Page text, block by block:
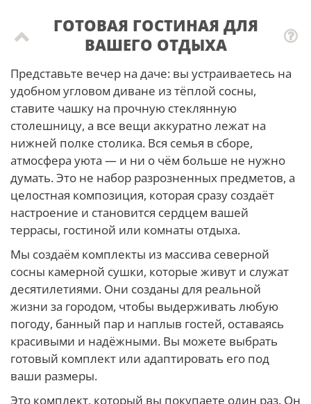
ГОТОВАЯ ГОСТИНАЯ ДЛЯ
ВАШЕГО ОТДЫХА
Представьте вечер на даче: вы устраиваетесь на
удобном угловом диване из тёплой сосны,
ставите чашку на прочную стеклянную
столешницу, а все вещи аккуратно лежат на
нижней полке столика. Вся семья в сборе,
атмосфера уюта — и ни о чём больше не нужно
думать. Это не набор разрозненных предметов, а
целостная композиция, которая сразу создаёт
настроение и становится сердцем вашей
террасы, гостиной или комнаты отдыха.
Мы создаём комплекты из массива северной
сосны камерной сушки, которые живут и служат
десятилетиями. Они созданы для реальной
жизни за городом, чтобы выдерживать любую
погоду, банный пар и наплыв гостей, оставаясь
красивыми и надёжными. Вы можете выбрать
готовый комплект или адаптировать его под
ваши размеры.
Это комплект, который вы покупаете один раз. Он